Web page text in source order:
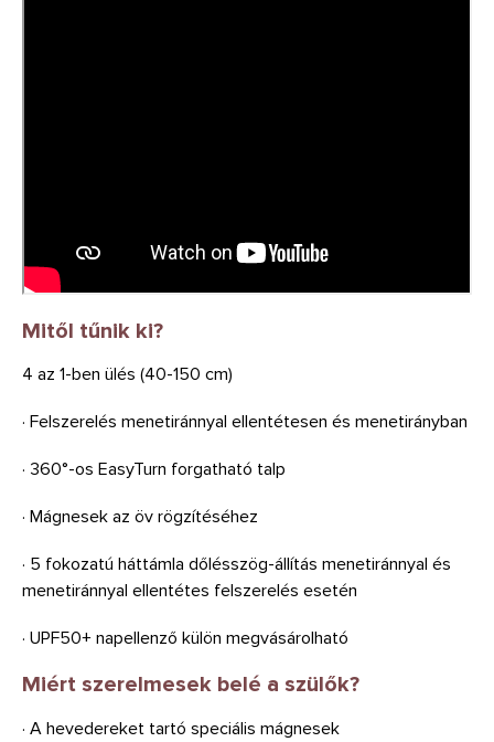
Mitől tűnik ki?
4 az 1-ben ülés (40-150 cm)
· Felszerelés menetiránnyal ellentétesen és menetirányban
· 360°-os EasyTurn forgatható talp
· Mágnesek az öv rögzítéséhez
· 5 fokozatú háttámla dőlésszög-állítás menetiránnyal és
menetiránnyal ellentétes felszerelés esetén
· UPF50+ napellenző külön megvásárolható
Miért szerelmesek belé a szülők?
· A hevedereket tartó speciális mágnesek